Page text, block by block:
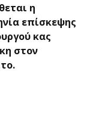
η
επίσκεψης
κας
στον